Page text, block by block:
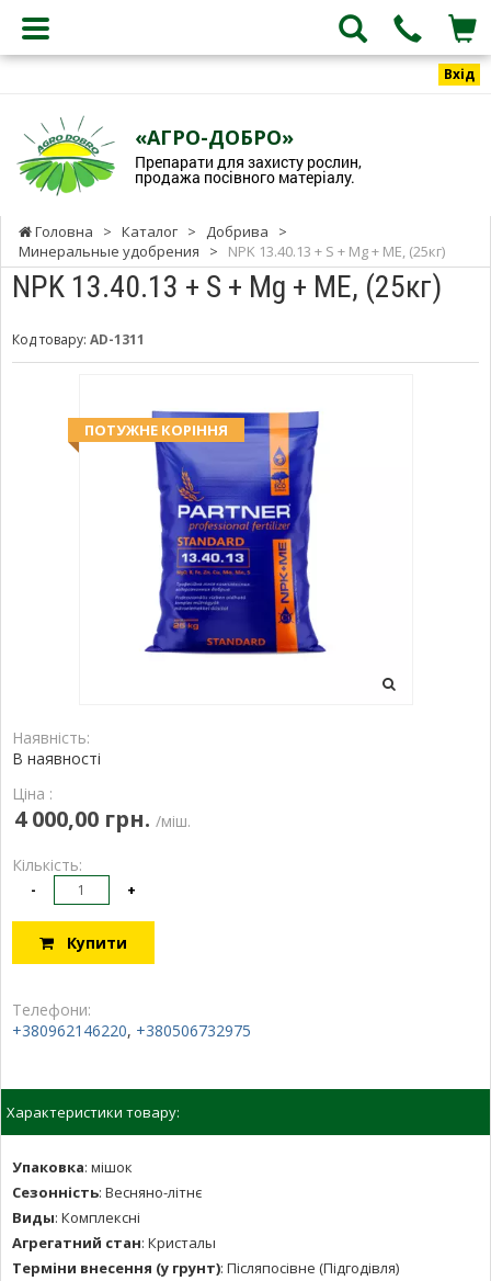
Вхід
«АГРО-ДОБРО»
Препарати для захисту рослин,
продажа посівного матеріалу.
Головна > Каталог > Добрива
>
Минеральные удобрения
> NPK 13.40.13 + S + Mg + ME, (25кг)
NPK 13.40.13 + S + Mg + ME, (25кг)
Код товару: AD-1311
ПОТУЖНЕ КОРІННЯ
Наявність:
В наявності
Ціна :
4 000,00 грн. /міш.
Кількість:
- +
Купити
Телефони:
+380962146220, +380506732975
Характеристики товару:
Упаковка: мішок
Сезонність: Весняно-літнє
Виды: Комплексні
Агрегатний стан: Кристалы
Терміни внесення (у грунт): Післяпосівне (Підгодівля)